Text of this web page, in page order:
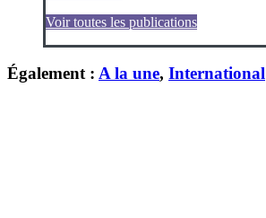
Voir toutes les publications
Également : A la une, International